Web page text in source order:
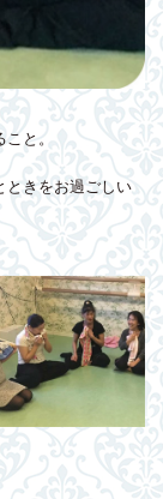
こと。
ときをお過ごしい